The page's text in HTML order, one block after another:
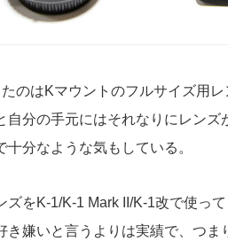
のはKマウントのフルサイズ用
自分の手元にはそれなりにレン
分なような気もしている。
をK-1/K-1 Mark II/K-1改で使っ
嫌いと言うよりは実績で、つま